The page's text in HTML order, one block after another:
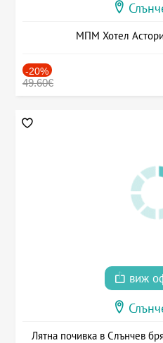
МПМ Хотел
-20%
49.60€
виж
Лятна почивка в Слънчев